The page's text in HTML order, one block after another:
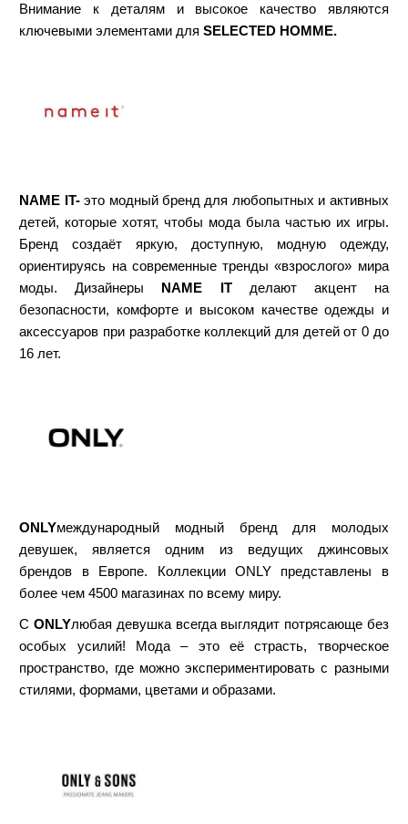
Внимание к деталям и высокое качество являются
ключевыми элементами дляSELECTED HOMME.
NAME IT-это модный бренд для любопытных и активных
детей, которые хотят, чтобы мода была частью их игры.
Бренд создаёт яркую, доступную, модную одежду,
ориентируясь на современные тренды «взрослого» мира
моды. Дизайнеры NAME ITделают акцент на
безопасности, комфорте и высоком качестве одежды и
аксессуаров при разработке коллекций для детей от 0 до
16 лет.
ONLYмеждународный модный бренд для молодых
девушек, является одним из ведущих джинсовых
брендов в Европе. Коллекции ONLY представлены в
более чем 4500 магазинах по всему миру.
С ONLYлюбая девушка всегда выглядит потрясающе без
особых усилий! Мода – это её страсть, творческое
пространство, где можно экспериментировать с разными
стилями, формами, цветами и образами.